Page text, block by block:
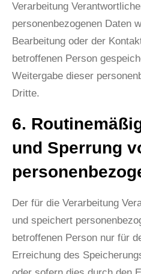
Verarbeitung
personenbezogenen Daten
Bearbeitung oder der
betroffenen Person
Weitergabe dieser
Dritte.
6.
und Sperrung
Der für die Verarbeitung
und speichert
betroffenen Person nur für
Erreichung des